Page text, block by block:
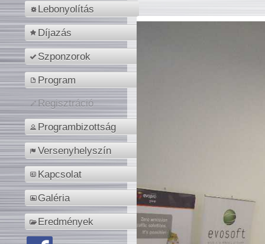
Lebonyolítás
Díjazás
Szponzorok
Program
Regisztráció
Programbizottság
Versenyhelyszín
Kapcsolat
Galéria
Eredmények